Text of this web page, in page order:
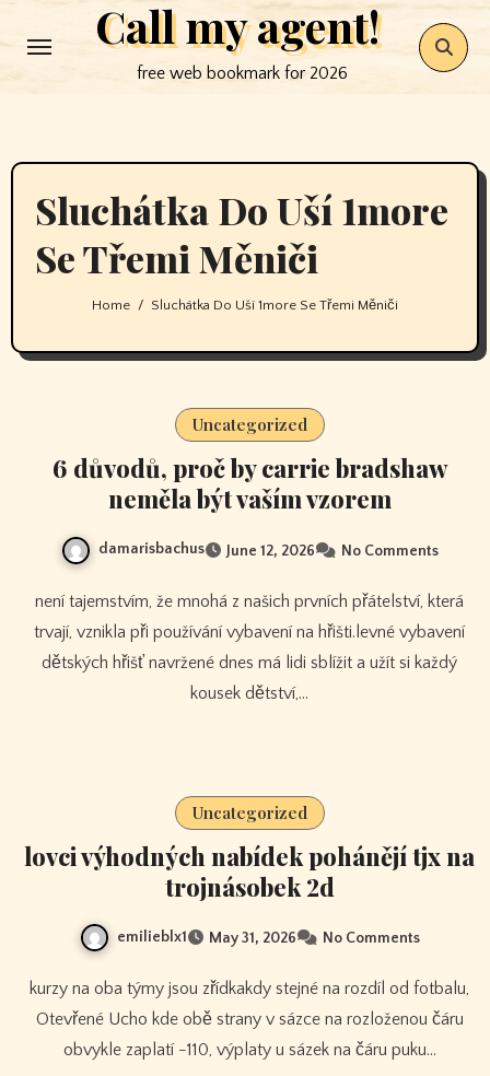
to
Call my agent!
free web bookmark for 2026
Sluchátka Do Uší 1more
Se Třemi Měniči
Home Sluchátka Do Uší 1more Se Třemi Měniči
Uncategorized
6 důvodů, proč by carrie bradshaw
neměla být vaším vzorem
damarisbachus June 12, 2026 No Comments
není tajemstvím, že mnohá z našich prvních přátelství, která
trvají, vznikla při používání vybavení na hřišti.levné vybavení
dětských hřišť navržené dnes má lidi sblížit a užít si každý
kousek dětství,…
Uncategorized
lovci výhodných nabídek pohánějí tjx na
trojnásobek 2d
emilieblx1 May 31, 2026 No Comments
kurzy na oba týmy jsou zřídkakdy stejné na rozdíl od fotbalu,
Otevřené Ucho kde obě strany v sázce na rozloženou čáru
obvykle zaplatí -110, výplaty u sázek na čáru puku…